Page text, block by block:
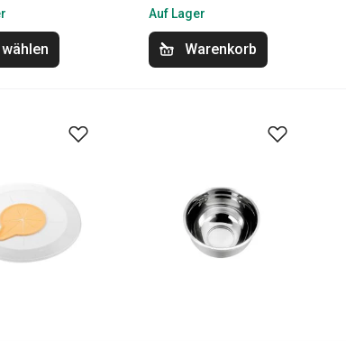
Auf Lager
Warenkorb